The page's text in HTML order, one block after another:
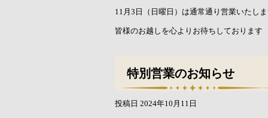
11月3日（日曜日）は通常通り営業いたし
皆様のお越しを心よりお待ちしております
特別営業のお知らせ
投稿日 2024年10月11日